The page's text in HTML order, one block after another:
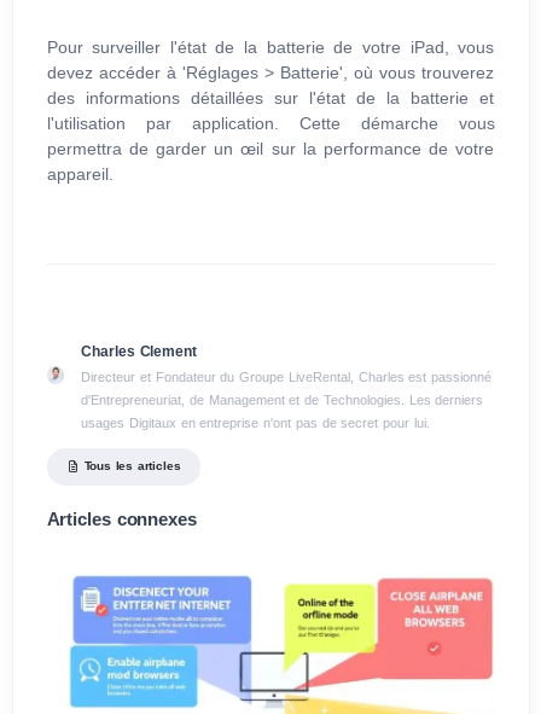
Pour surveiller l'état de la batterie de votre iPad, vous
devez accéder à 'Réglages > Batterie', où vous trouverez
des informations détaillées sur l'état de la batterie et
l'utilisation par application. Cette démarche vous
permettra de garder un œil sur la performance de votre
appareil.
Charles Clement
Directeur et Fondateur du Groupe LiveRental, Charles est passionné
d'Entrepreneuriat, de Management et de Technologies. Les derniers
usages Digitaux en entreprise n'ont pas de secret pour lui.
Tous les articles
Articles connexes